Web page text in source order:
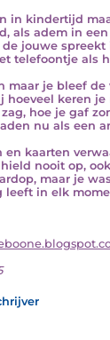
in kindertijd
als adem in
jouwe
telefoontje als
maar je bleef
hoeveel keren je
hoe je gaf
nu als een
en kaarten
nooit op,
maar je
leeft in elk